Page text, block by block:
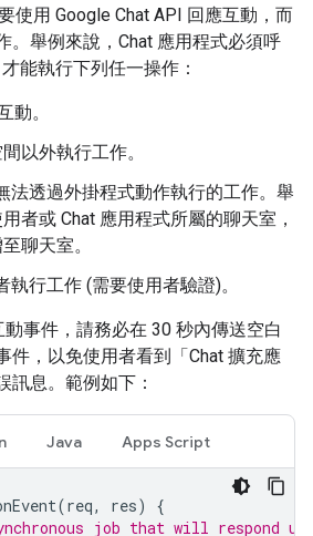
使用 Google Chat API 回應互動，而
。舉例來說，Chat 應用程式必須呼
能執行下列任一操作：
動。
以外執行工作。
法透過外掛程式動作執行的工作。舉
者或 Chat 應用程式所屬的聊天室，
聊天室。
執行工作 (需要使用者驗證)。
事件，請務必在 30 秒內傳送空白
件，以免使用者看到「Chat 擴充應
訊息。範例如下：
Java Apps Script
(req, res)
{
job that will respond